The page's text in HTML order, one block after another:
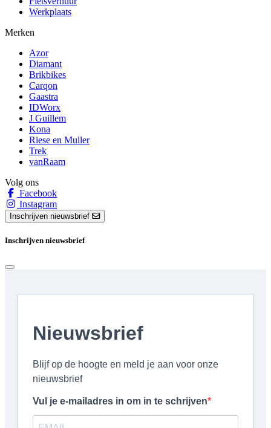
Werkplaats
Merken
Azor
Diamant
Brikbikes
Carqon
Gaastra
IDWorx
J Guillem
Kona
Riese en Muller
Trek
vanRaam
Volg ons
Facebook
Instagram
Inschrijven nieuwsbrief
Inschrijven nieuwsbrief